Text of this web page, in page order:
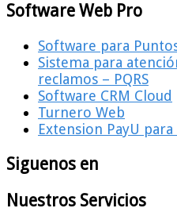
Software Web Pro
Software para
Sistema para
reclamos – PQRS
Software CRM Cloud
Turnero Web
Extension PayU
Siguenos en
Nuestros Servicios